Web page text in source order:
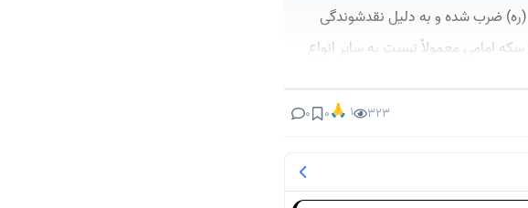
با تصویر امام خمینی (ره) ضرب شده و به دلیل نقدشوندگی
امامی معمولاً نسبت به سایر انواع
خاص خود شناخته می‌شود. این
323
1
🙏
0
0